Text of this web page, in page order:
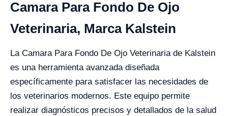
Camara Para Fondo De Ojo
Veterinaria, Marca Kalstein
La Camara Para Fondo De Ojo Veterinaria de Kalstein
es una herramienta avanzada diseñada
específicamente para satisfacer las necesidades de
los veterinarios modernos. Este equipo permite
realizar diagnósticos precisos y detallados de la salud